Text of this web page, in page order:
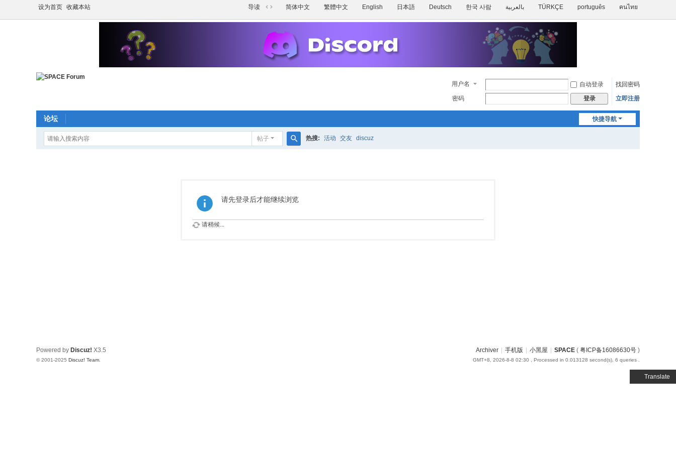
设为首页 收藏本站
Translate
简体中文 繁體中文 English 日本語 Deutsch 한국 사람 بالعربية TÜRKÇE português คนไทย
导读
换
到
宽
版
用户名 自动登录
找回密码
密码
登录 立即注册
快捷导航
论坛
帖子 热搜: 活动 交友 discuz
请先登录后才能继续浏览
请稍候...
Archiver 手机版 小黑屋 SPACE ( 粤ICP备16086630号 )
GMT+8, 2026-8-8 02:30 , Processed in 0.013128 second(s), 6 queries .
Powered by Discuz! X3.5
© 2001-2025 Discuz! Team